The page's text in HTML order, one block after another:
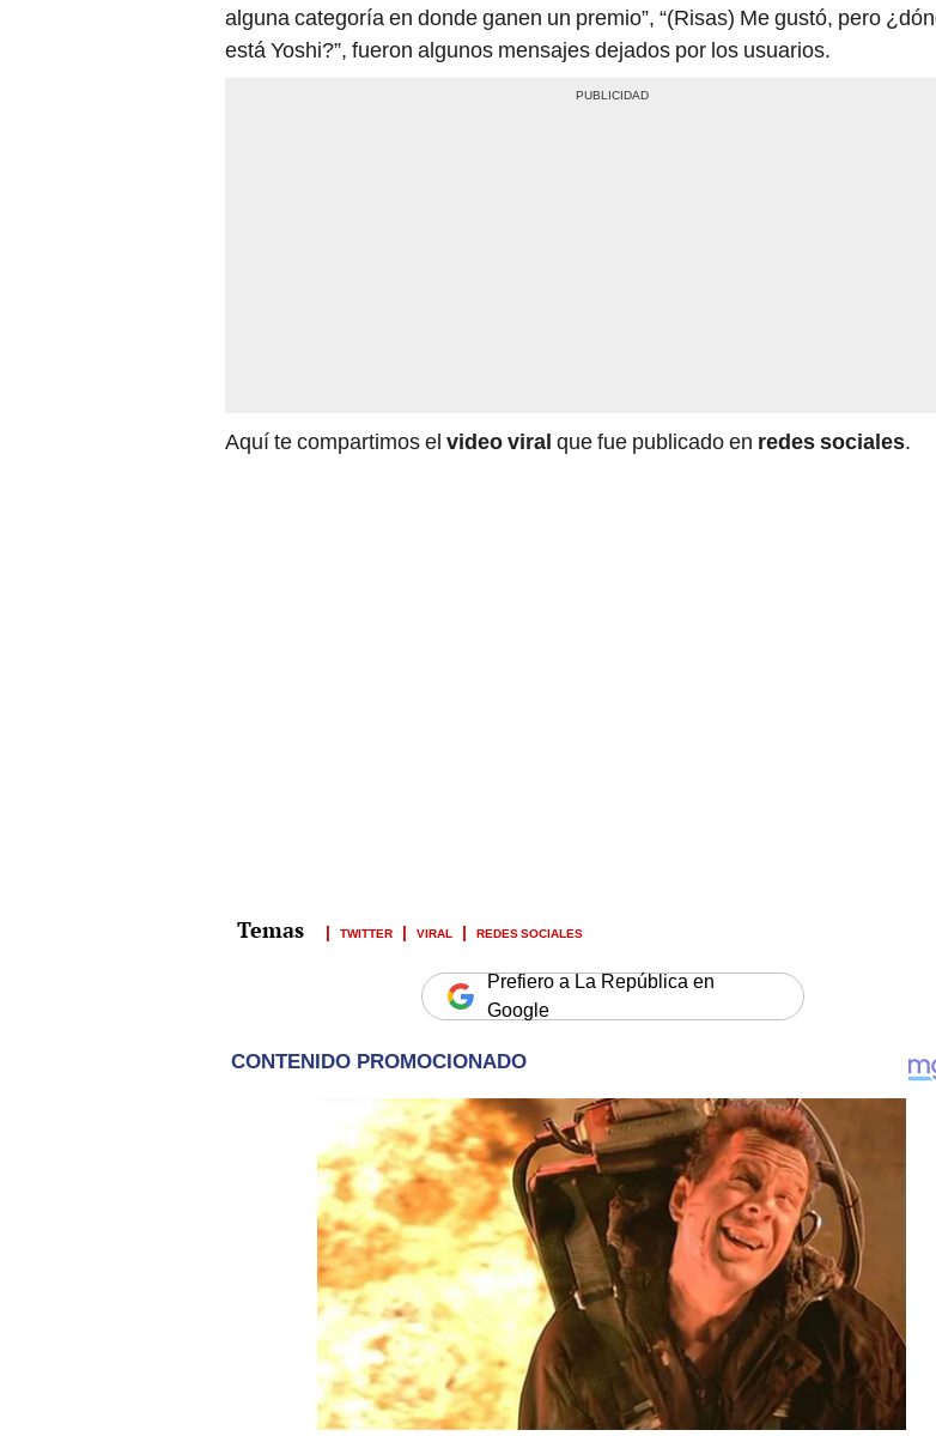
alguna categoría en donde ganen un premio”, “(Risas) Me gustó, pero
está Yoshi?”, fueron algunos mensajes dejados por los usuarios.
Aquí te compartimos el video viral que fue publicado en redes sociales.
TWITTER VIRAL REDES SOCIALES
Prefiero a La República en
Google